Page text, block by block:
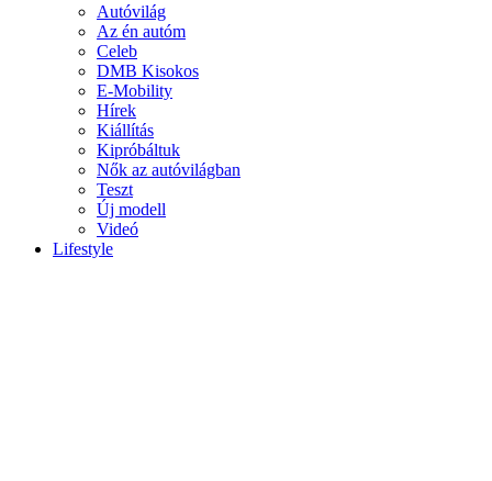
Autóvilág
Az én autóm
Celeb
DMB Kisokos
E-Mobility
Hírek
Kiállítás
Kipróbáltuk
Nők az autóvilágban
Teszt
Új modell
Videó
Lifestyle